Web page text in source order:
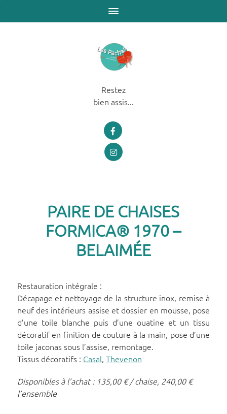
Restez
bien assis...
PAIRE DE CHAISES
FORMICA® 1970 –
BELAIMÉE
Restauration intégrale :
Décapage et nettoyage de la structure inox, remise à
neuf des intérieurs assise et dossier en mousse, pose
d’une toile blanche puis d’une ouatine et un tissu
décoratif en finition de couture à la main, pose d’une
toile jaconas sous l’assise, remontage.
Tissus décoratifs : Casal, Thevenon
Disponibles à l’achat : 135,00 € / chaise, 240,00 €
l’ensemble